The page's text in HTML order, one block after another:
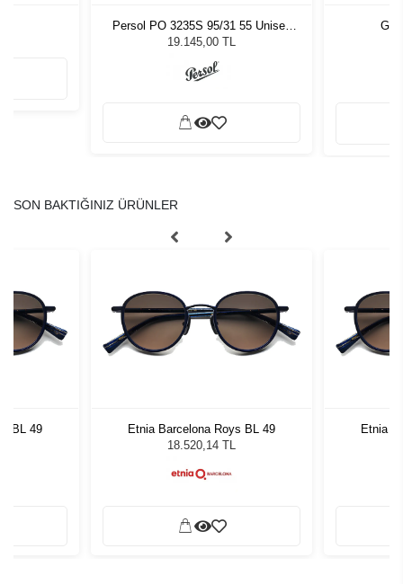
Persol PO 3235S 95/31 55 Unisex
Güneş Gözlüğü
19.145,00 TL
SON BAKTIĞINIZ ÜRÜNLER
BL 49
Etnia Barcelona Roys BL 49
18.520,14 TL
Etnia